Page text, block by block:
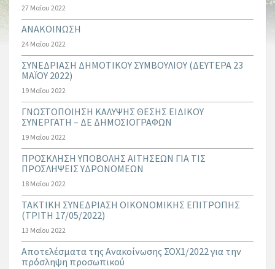
27 Μαΐου 2022
ΑΝΑΚΟΙΝΩΣΗ
24 Μαΐου 2022
ΣΥΝΕΔΡΙΑΣΗ ΔΗΜΟΤΙΚΟΥ ΣΥΜΒΟΥΛΙΟΥ (ΔΕΥΤΕΡΑ 23
ΜΑΪΟΥ 2022)
19 Μαΐου 2022
ΓΝΩΣΤΟΠΟΙΗΣΗ ΚΑΛΥΨΗΣ ΘΕΣΗΣ ΕΙΔΙΚΟΥ
ΣΥΝΕΡΓΑΤΗ – ΔΕ ΔΗΜΟΣΙΟΓΡΑΦΩΝ
19 Μαΐου 2022
ΠΡΟΣΚΛΗΣΗ ΥΠΟΒΟΛΗΣ ΑΙΤΗΣΕΩΝ ΓΙΑ ΤΙΣ
ΠΡΟΣΛΗΨΕΙΣ ΥΔΡΟΝΟΜΕΩΝ
18 Μαΐου 2022
ΤΑΚΤΙΚΗ ΣΥΝΕΔΡΙΑΣΗ ΟΙΚΟΝΟΜΙΚΗΣ ΕΠΙΤΡΟΠΗΣ
(ΤΡΙΤΗ 17/05/2022)
13 Μαΐου 2022
Aποτελέσματα της Ανακοίνωσης ΣΟΧ1/2022 για την
πρόσληψη προσωπικού